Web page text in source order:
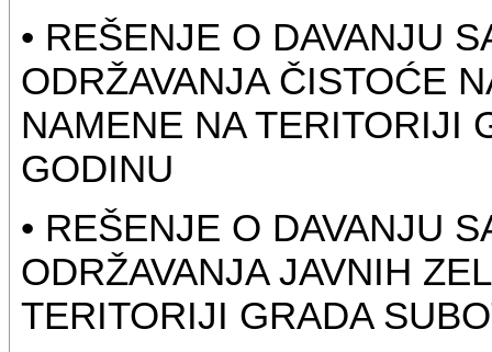
• REŠENJE O DAVANJU
ODRŽAVANJA ČISTOĆE
NAMENE NA TERITORIJI
GODINU
• REŠENJE O DAVANJU
ODRŽAVANJA JAVNIH
TERITORIJI GRADA